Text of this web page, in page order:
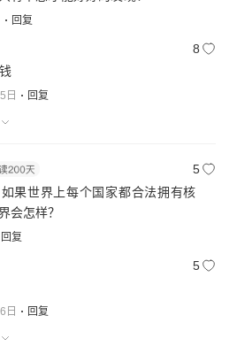
回复
8
日 回复
5
果世界上每个国家都合法拥有核
会怎样？
回复
5
日 回复